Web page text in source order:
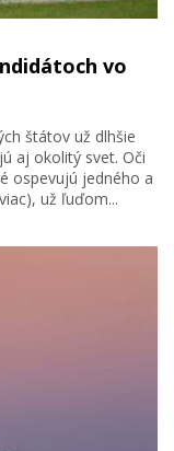
vo
štátov už dlhšie
aj okolitý svet. Oči
ospevujú jedného a
už ľuďom...